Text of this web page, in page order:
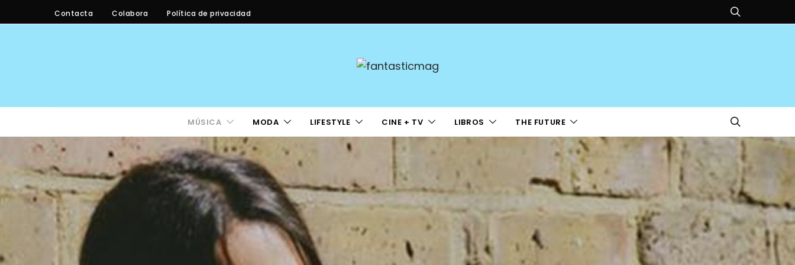
Contacta Colabora Política de privacidad
MÚSICA MODA LIFESTYLE CINE + TV LIBROS THE FUTURE